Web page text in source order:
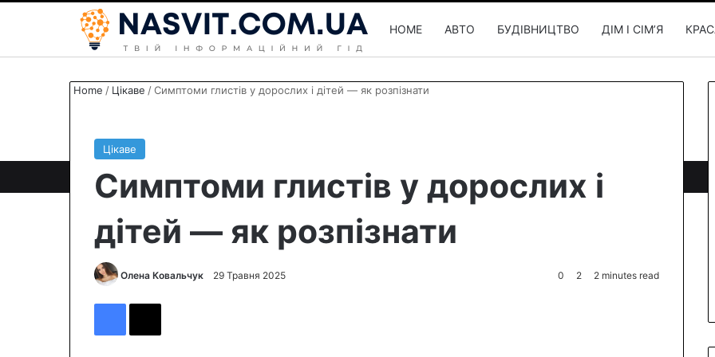
HOME АВТО БУДІВНИЦТВО ДІМ І СІМʼЯ
Home / Цікаве /Симптоми глистів у дорослих і дітей — як розпізнати
Цікаве
Симптоми глистів у дорослих і
дітей — як розпізнати
Олена Ковальчук 29 Травня 2025 0 2 2 minutes read
Facebook